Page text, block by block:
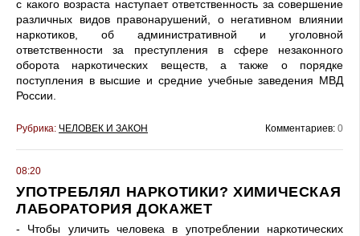
с какого возраста наступает ответственность за совершение
различных видов правонарушений, о негативном влиянии
наркотиков, об административной и уголовной
ответственности за преступления в сфере незаконного
оборота наркотических веществ, а также о порядке
поступления в высшие и средние учебные заведения МВД
России.
Рубрика: ЧЕЛОВЕК И ЗАКОН Комментариев: 0
08:20
УПОТРЕБЛЯЛ НАРКОТИКИ? ХИМИЧЕСКАЯ
ЛАБОРАТОРИЯ ДОКАЖЕТ
- Чтобы уличить человека в употреблении наркотических